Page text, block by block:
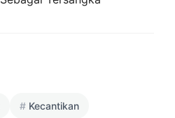
Kecantikan